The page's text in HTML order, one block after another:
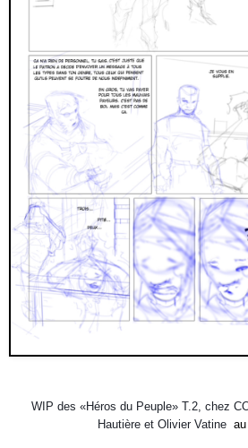
WIP des «Héros du Peuple» T.2, chez
Hautière et Olivier Vatine